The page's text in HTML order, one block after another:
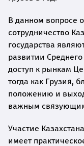
В данном вопросе
сотрудничество
государства
развитии
доступ к рынкам
тогда как Грузия,
положению и
важным
Участие
имеет